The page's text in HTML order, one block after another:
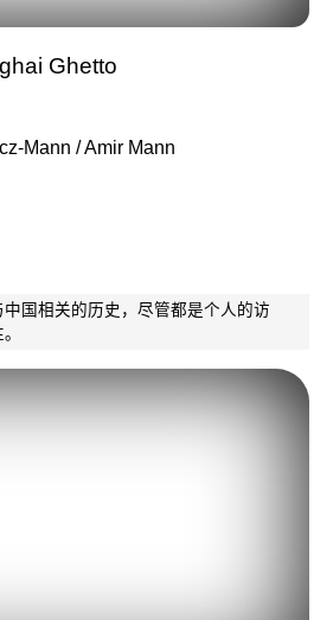
Ghetto
Mann / Amir Mann
国相关的历史，尽管都是个人的访